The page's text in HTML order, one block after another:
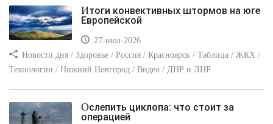
Итоги конвективных штормов на юге
Европейской
27-июл-2026
Новости дня / Здоровье / Россия / Красноярск / Таблица / ЖКХ /
Технологии / Нижний Новгород / Видео / ДНР и ЛНР
Ослепить циклопа: что стоит за
операцией